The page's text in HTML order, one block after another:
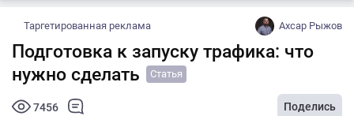
Таргетированная реклама Ахсар Рыжов
Подготовка к запуску трафика: что
нужно сделать
Статья
7456 Поделись